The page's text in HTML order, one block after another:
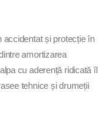
accidentat și protecție în
amortizarea
cu aderență ridicată îl
tehnice și drumeții